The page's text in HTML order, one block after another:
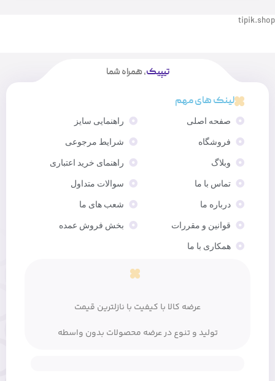
tipik.shop
تیپیک، همراه شما
لینک های مهم
صفحه اصلی
فروشگاه
وبلاگ
تماس با ما
درباره ما
قوانین و مقررات
همکاری با ما
راهنمایی سایز
شرایط مرجوعی
راهنمای خرید اعتباری
سوالات متداول
شعب های ما
بخش فروش عمده
عرضه کالا با کیفیت با نازلترین قیمت
تولید و تنوع در عرضه محصولات بدون واسطه